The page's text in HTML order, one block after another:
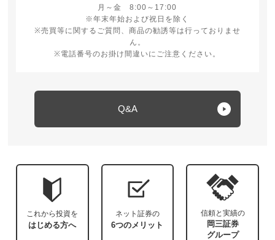
月～金 8:00～17:00
月曜日から金曜日 8時から17時
※年末年始および祝日を除く
※売買等に関するご質問、商品の勧誘等は行っておりませ
ん。
※電話番号のお掛け間違いにご注意ください。
Q&A
これから投資を
はじめる方へ
ネット証券の
6つのメリット
信頼と実績の
岡三証券
グループ